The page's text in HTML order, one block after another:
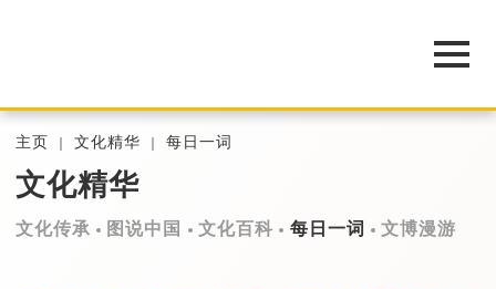
主页 文化精华 每日一词
文化精华
文化传承 图说中国 文化百科 每日一词 文博漫游